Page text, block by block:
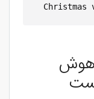
هوش